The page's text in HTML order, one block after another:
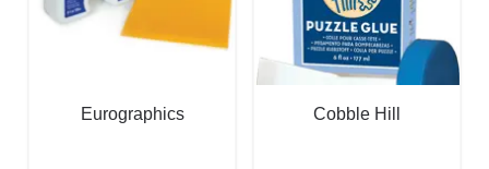
Eurographics Cobble Hill